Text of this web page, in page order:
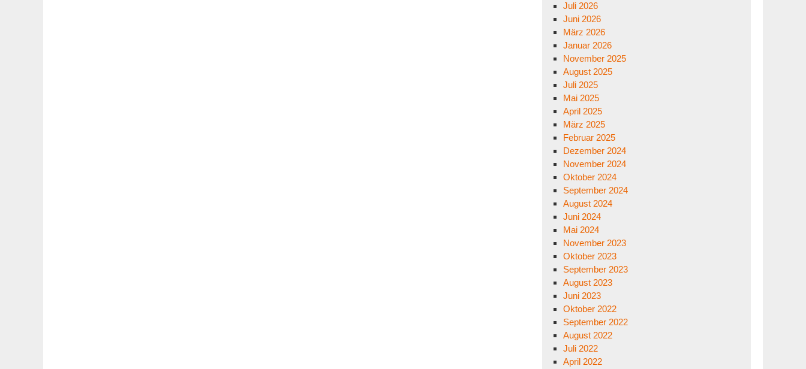
Juli 2026
Juni 2026
März 2026
Januar 2026
November 2025
August 2025
Juli 2025
Mai 2025
April 2025
März 2025
Februar 2025
Dezember 2024
November 2024
Oktober 2024
September 2024
August 2024
Juni 2024
Mai 2024
November 2023
Oktober 2023
September 2023
August 2023
Juni 2023
Oktober 2022
September 2022
August 2022
Juli 2022
April 2022